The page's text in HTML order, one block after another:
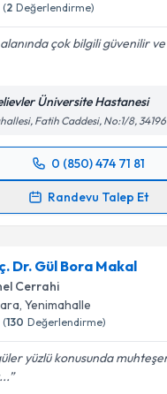
(2 Değerlendirme)
çok bilgili güvenilir
Üniversite Hastanesi
Fatih Caddesi, No:1/8, 34196
0 (850) 474 71 81
Randevu Talep Et
Takvimi Talebi
e-posta ile
Dr. Gül Bora Makal
Cerrahi
, Yenimahalle
(130 Değerlendirme)
yüzlü konusunda